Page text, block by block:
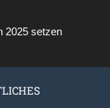
2025 setzen